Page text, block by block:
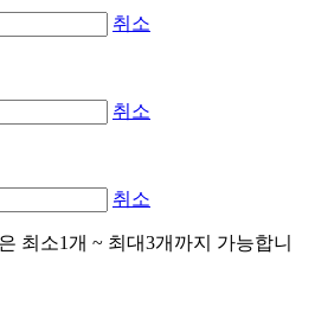
취소
취소
취소
최소1개 ~ 최대3개까지 가능합니